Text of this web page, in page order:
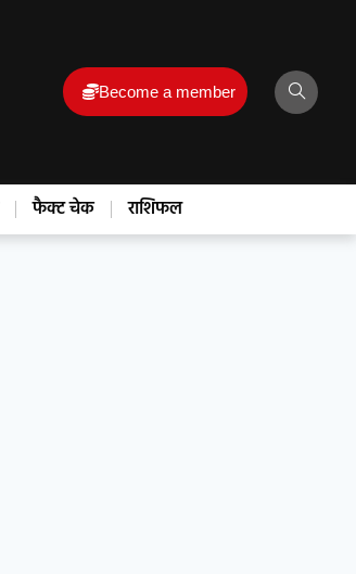
Become a member
फैक्ट चेक राशिफल